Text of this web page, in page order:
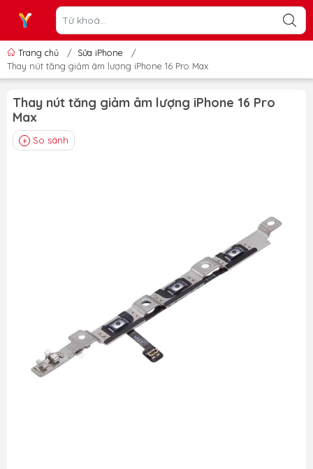
Trang chủ / Sửa iPhone
/
Thay nút tăng giảm âm lượng iPhone 16 Pro Max
Thay nút tăng giảm âm lượng iPhone 16 Pro
Max
So sánh